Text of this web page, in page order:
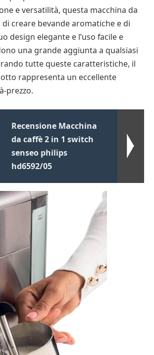
e versatilità, questa macchina da
creare bevande aromatiche e di
design elegante e l’uso facile e
una grande aggiunta a qualsiasi
tutte queste caratteristiche, il
rappresenta un eccellente
prezzo.
Recensione Macchina
da caffè 2 in 1 switch
senseo philips
hd6592/05